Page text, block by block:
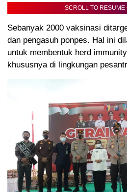
SCROLL TO RESUME
Sebanyak 2000 vaksinasi
dan pengasuh ponpes. Hal ini
untuk membentuk herd
khususnya di lingkungan